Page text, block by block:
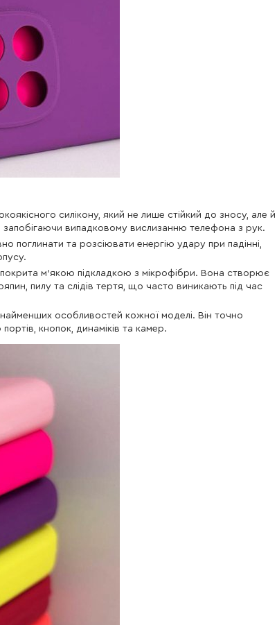
силікону, який не лише стійкий до зносу, але й
випадковому вислизанню телефона з рук.
поглинати та розсіювати енергію удару при падінні,
м’якою підкладкою з мікрофібри. Вона створює
пилу та слідів тертя, що часто виникають під час
особливостей кожної моделі. Він точно
кнопок, динаміків та камер.